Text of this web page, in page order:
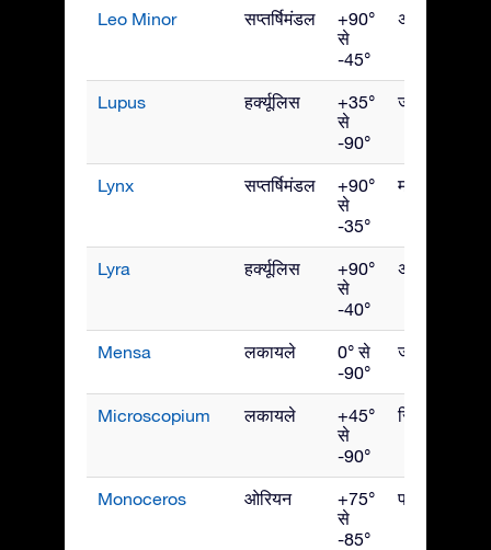
Leo Minor सप्तर्षिमंडल
+90°
से
-45°
अप्रैल
Lupus हर्क्यूलिस
+35°
से
-90°
जून
Lynx सप्तर्षिमंडल
+90°
से
-35°
मार्च
Lyra हर्क्यूलिस
+90°
से
-40°
अगस्त
Mensa लकायले
0° से
-90°
जनवरी
Microscopium लकायले
+45°
से
-90°
सितंबर
Monoceros ओरियन
+75°
से
-85°
फरवरी